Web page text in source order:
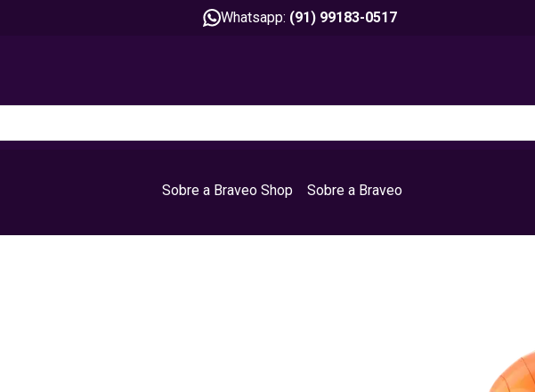
Whatsapp: (91) 99183-0517
Sobre a Braveo Shop Sobre a Braveo